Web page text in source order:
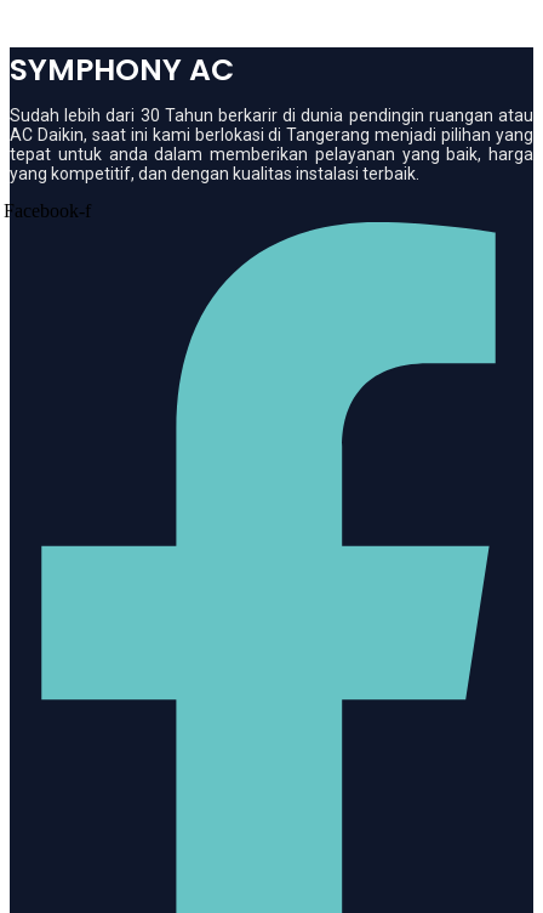
SYMPHONY AC
Sudah lebih dari 30 Tahun berkarir di dunia pendingin ruangan atau
AC Daikin, saat ini kami berlokasi di Tangerang menjadi pilihan yang
tepat untuk anda dalam memberikan pelayanan yang baik, harga
yang kompetitif, dan dengan kualitas instalasi terbaik.
Facebook-f